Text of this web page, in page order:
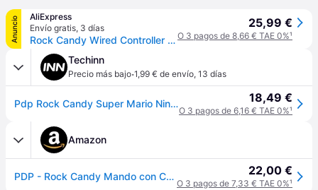
Anuncio
AliExpress
Envío gratis, 3 días
Rock Candy Wired Controller Mario Licenciado - SWITCH 1
25,99 €
O 3 pagos de 8,66 € TAE 0%¹
Techinn
Precio más bajo·1,99 € de envío, 13 días
Pdp Rock Candy Super Mario Nintendo Switch Controller Rojo 18,49 €
O 3 pagos de 6,16 € TAE 0%¹
Amazon
PDP - Rock Candy Mando con Cable para Nintendo Switch Mario (Nintendo Switch) 22,00 €
O 3 pagos de 7,33 € TAE 0%¹